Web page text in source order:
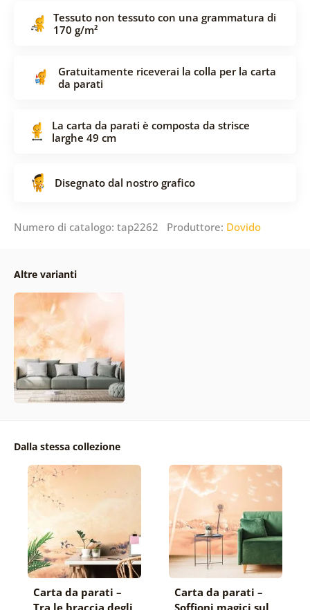
Tessuto non tessuto con una grammatura di
170 g/m²
Gratuitamente riceverai la colla per la carta
da parati
La carta da parati è composta da strisce
larghe 49 cm
Disegnato dal nostro grafico
Numero di catalogo: tap2262 Produttore: Dovido
Altre varianti
Dalla stessa collezione
Carta da parati –
Tra le braccia degli
Carta da parati –
Soffioni magici sul